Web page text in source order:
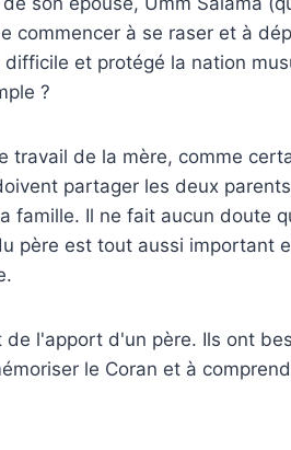
commencer à se raser et à
et protégé la nation
?
travail de la mère, comme
partager les deux
famille. Il ne fait aucun doute
père est tout aussi important
l'apport d'un père. Ils ont
le Coran et à